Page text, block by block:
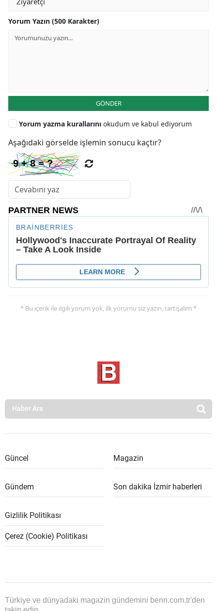
Yorum Yazın (500 Karakter)
GÖNDER
Yorum yazma kurallarını okudum ve kabul ediyorum
Aşağıdaki görselde işlemin sonucu kaçtır?
* Bu içerik ile ilgili yorum yok, ilk yorumu siz yazın, tartışalım *
Güncel Magazin
Gündem Son dakika İzmir haberleri
Gizlilik Politikası
Çerez (Cookie) Politikası
Türkiye ve dünyadaki magazin gündemini benn.com.tr'den